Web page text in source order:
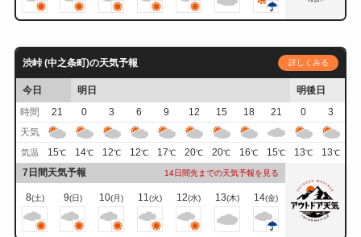
渋峠 (中之条町)の天気予報 詳しくみる
今日 明日
明後日
時間
21 0 3 6 9 12 15 18 21 0
3
天気
気温 15℃ 14℃ 12℃ 12℃ 17℃ 20℃ 20℃ 16℃ 15℃ 13℃ 13℃
7日間天気予報 14日間先までの天気予報を見る
8(土) 9(日) 10(月) 11(火) 12(水) 13(木) 14(金)